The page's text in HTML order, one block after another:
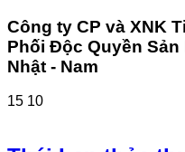
Công ty CP và XNK
Phối Độc Quyền Sản
Nhật - Nam
15 10